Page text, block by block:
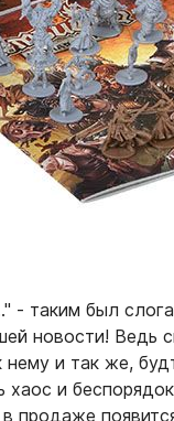
- таким был
новости! Ведь
и так же,
хаос и
продаже